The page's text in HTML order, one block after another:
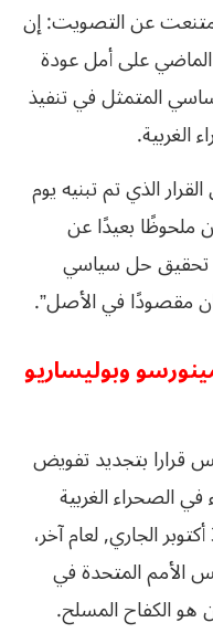
امتنعت عن التصويت: إن
على أمل عودة
المتمثل في تنفيذ
الذي تم تبنيه يوم
ملحوظًا بعيدًا عن
تحقيق حل سياسي
مقصودًا في الأصل”.
وبوليساريو
قرارا بتجديد تفويض
الصحراء الغربية
(مينورسو)، المقرر أن ينتهي في 31 أكتوبر الجاري, لعام آخر،
الأمم المتحدة في
هو الكفاح المسلح.